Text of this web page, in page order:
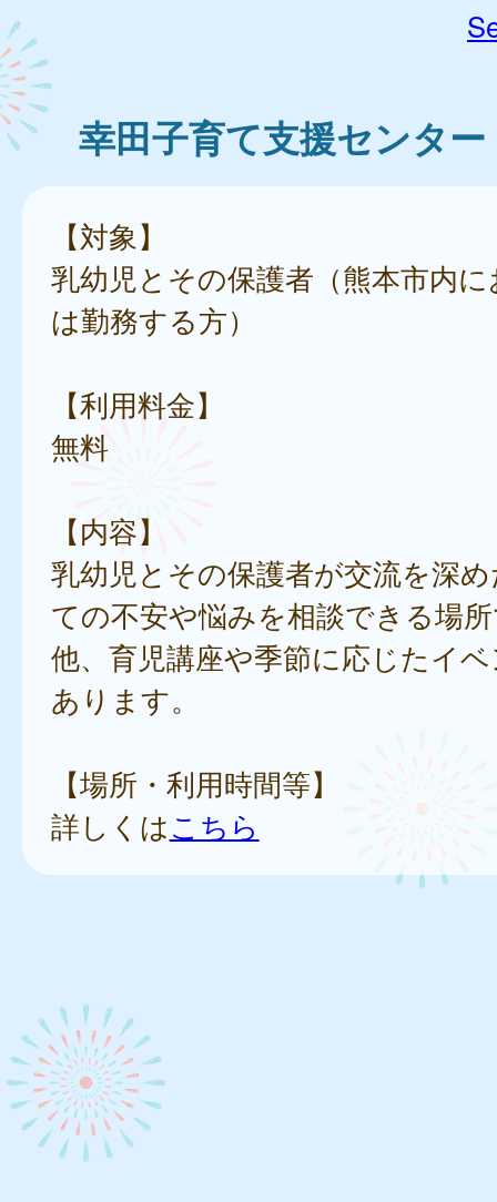
幸田子育て支援センタ
【対象】
乳幼児とその保護者（熊本市内
は勤務する方）
【利用料金】
無料
【内容】
乳幼児とその保護者が交流を深
ての不安や悩みを相談できる場
他、育児講座や季節に応じたイ
あります。
【場所・利用時間等】
詳しくはこちら